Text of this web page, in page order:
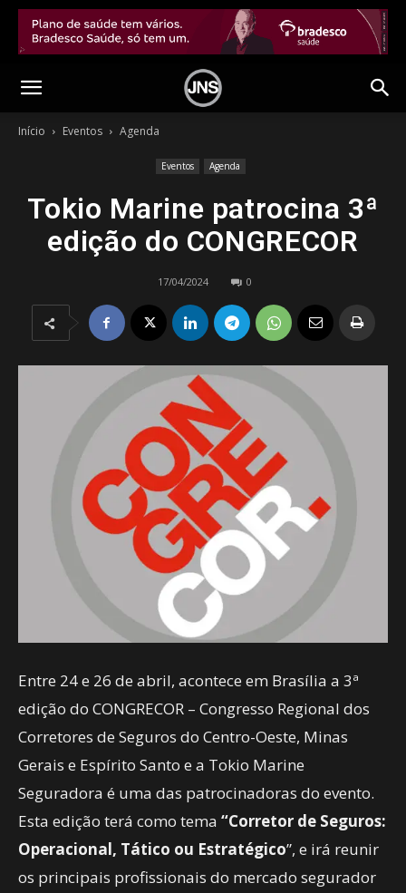
Início Eventos Agenda
Eventos Agenda
Tokio Marine patrocina 3ª
edição do CONGRECOR
17/04/2024 0
Entre 24 e 26 de abril, acontece em Brasília a 3ª
edição do CONGRECOR – Congresso Regional dos
Corretores de Seguros do Centro-Oeste, Minas
Gerais e Espírito Santo e a Tokio Marine
Seguradora é uma das patrocinadoras do evento.
Esta edição terá como tema “Corretor de Seguros:
Operacional, Tático ou Estratégico”, e irá reunir
os principais profissionais do mercado segurador